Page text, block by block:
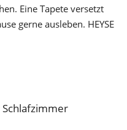
Eine Tapete versetzt
gerne ausleben. HEYSE